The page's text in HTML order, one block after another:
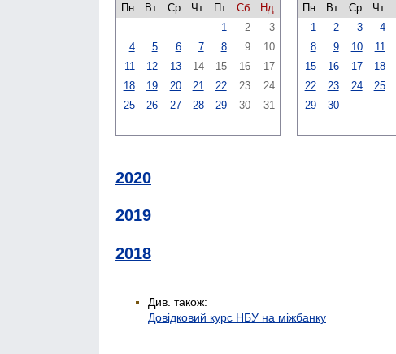
Пн
Вт Ср Чт Пт Сб
Нд
1
2
3
4
5 6 7 8 9
10
11
12 13 14 15 16
17
18
19 20 21 22 23
24
25
26 27 28 29 30 31
Пн
Вт Ср Чт
1
2 3 4
8
9 10 11
15
16 17 18
22
23 24 25
29
30
2020
2019
2018
Див. також:
Довідковий курс НБУ на міжбанку